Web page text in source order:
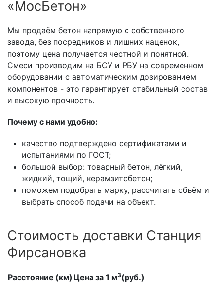
«МосБетон»
Мы продаём бетон напрямую с собственного
завода, без посредников и лишних наценок,
поэтому цена получается честной и понятной.
Смеси производим на БСУ и РБУ на современном
оборудовании с автоматическим дозированием
компонентов - это гарантирует стабильный состав
и высокую прочность.
Почему с нами удобно:
качество подтверждено сертификатами и
испытаниями по ГОСТ;
большой выбор: товарный бетон, лёгкий,
жидкий, тощий, керамзитобетон;
поможем подобрать марку, рассчитать объём и
выбрать способ подачи на объект.
Стоимость доставки Станция
Фирсановка
Расстояние (км) Цена за 1 м3(руб.)